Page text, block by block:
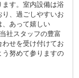
す。室内設備は浴
、過ごしやすいお
、あって嬉しい
社スタッフの豊富
せを受け付けてお
う努めて参りますの